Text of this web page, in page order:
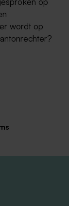
wordt op